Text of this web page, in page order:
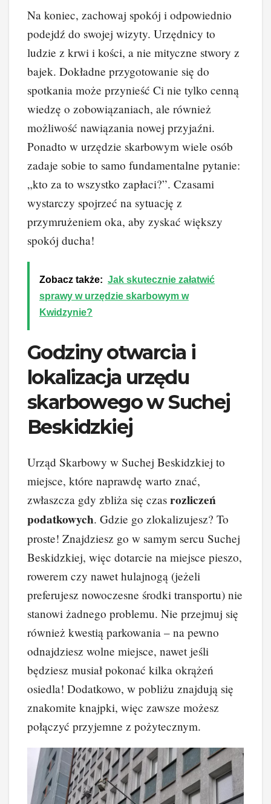
Na koniec, zachowaj spokój i odpowiednio
podejdź do swojej wizyty. Urzędnicy to
ludzie z krwi i kości, a nie mityczne stwory z
bajek. Dokładne przygotowanie się do
spotkania może przynieść Ci nie tylko cenną
wiedzę o zobowiązaniach, ale również
możliwość nawiązania nowej przyjaźni.
Ponadto w urzędzie skarbowym wiele osób
zadaje sobie to samo fundamentalne pytanie:
„kto za to wszystko zapłaci?”. Czasami
wystarczy spojrzeć na sytuację z
przymrużeniem oka, aby zyskać większy
spokój ducha!
Zobacz także: Jak skutecznie załatwić
sprawy w urzędzie skarbowym w
Kwidzynie?
Godziny otwarcia i
lokalizacja urzędu
skarbowego w Suchej
Beskidzkiej
Urząd Skarbowy w Suchej Beskidzkiej to
miejsce, które naprawdę warto znać,
zwłaszcza gdy zbliża się czas rozliczeń
podatkowych. Gdzie go zlokalizujesz? To
proste! Znajdziesz go w samym sercu Suchej
Beskidzkiej, więc dotarcie na miejsce pieszo,
rowerem czy nawet hulajnogą (jeżeli
preferujesz nowoczesne środki transportu) nie
stanowi żadnego problemu. Nie przejmuj się
również kwestią parkowania – na pewno
odnajdziesz wolne miejsce, nawet jeśli
będziesz musiał pokonać kilka okrążeń
osiedla! Dodatkowo, w pobliżu znajdują się
znakomite knajpki, więc zawsze możesz
połączyć przyjemne z pożytecznym.